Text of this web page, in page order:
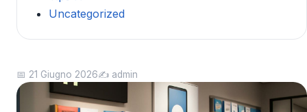
📅 21 Giugno 2026✍️ admin
Uncategorized